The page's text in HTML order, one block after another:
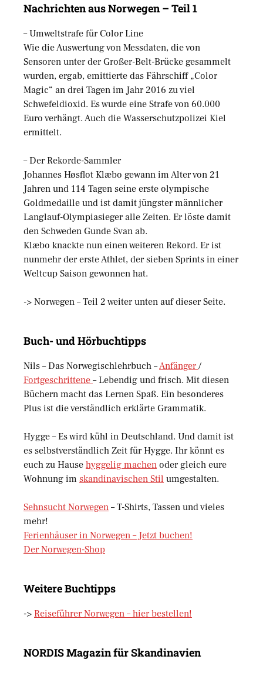
Nachrichten aus Norwegen – Teil 1
– Umweltstrafe für Color Line
Wie die Auswertung von Messdaten, die von
Sensoren unter der Großer-Belt-Brücke gesammelt
wurden, ergab, emittierte das Fährschiff „Color
Magic“ an drei Tagen im Jahr 2016 zu viel
Schwefeldioxid. Es wurde eine Strafe von 60.000
Euro verhängt. Auch die Wasserschutzpolizei Kiel
ermittelt.
– Der Rekorde-Sammler
Johannes Høsflot Klæbo gewann im Alter von 21
Jahren und 114 Tagen seine erste olympische
Goldmedaille und ist damit jüngster männlicher
Langlauf-Olympiasieger alle Zeiten. Er löste damit
den Schweden Gunde Svan ab.
Klæbo knackte nun einen weiteren Rekord. Er ist
nunmehr der erste Athlet, der sieben Sprints in einer
Weltcup Saison gewonnen hat.
-> Norwegen – Teil 2 weiter unten auf dieser Seite.
Buch- und Hörbuchtipps
Nils – Das Norwegischlehrbuch –Anfänger /
Fortgeschrittene – Lebendig und frisch. Mit diesen
Büchern macht das Lernen Spaß. Ein besonderes
Plus ist die verständlich erklärte Grammatik.
Hygge – Es wird kühl in Deutschland. Und damit ist
es selbstverständlich Zeit für Hygge. Ihr könnt es
euch zu Hause hyggelig machen oder gleich eure
Wohnung im skandinavischen Stil umgestalten.
Sehnsucht Norwegen – T-Shirts, Tassen und vieles
mehr!
Ferienhäuser in Norwegen – Jetzt buchen!
Der Norwegen-Shop
Weitere Buchtipps
-> Reiseführer Norwegen – hier bestellen!
NORDIS Magazin für Skandinavien